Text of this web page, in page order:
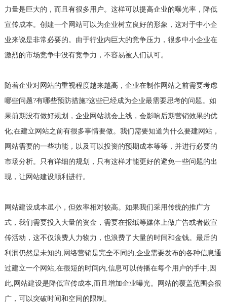
力量是巨大的，而且有很多用户。这样可以提高企业的曝光率，降低
宣传成本。创建一个网站可以为企业树立良好的形象，这对于中小企
业来说是非常必要的。由于行业内巨大的竞争压力，很多中小企业在
激烈的市场竞争中没有竞争力，不容易被人们认可。
随着企业对网站的重视程度越来越高，企业在制作网站之前需要考虑
哪些问题?有哪些预防措施?这些已经成为企业最需要思考的问题。如
果前期没有做好规划，企业网站就会上线，会影响后期营销效果的优
化;在建立网站之前有很多事情要做。我们需要知道为什么要建网站，
网站需要的一些功能，以及可以投资的预期成本等等，并进行必要的
市场分析。只有详细的规划，只有这样才能更好的避免一些问题的出
现，让网站建设顺利进行。
网站建设成本虽小，但效率相对较高。如果我们采用传统的推广方
式，我们需要投入大量的资金，需要在报纸等媒体上做广告或者做宣
传活动，这不仅浪费人力物力，也浪费了大量的时间和金钱。最后的
利润仍然是未知的,网络营销是完全不同的,企业需要发布的各种信息通
过建立一个网站,在很短的时间内,信息可以传播在每个用户的手中,因
此,网站建设是降低宣传成本,而且增加企业曝光。网站的覆盖范围会很
广，可以突破时间和空间的限制。